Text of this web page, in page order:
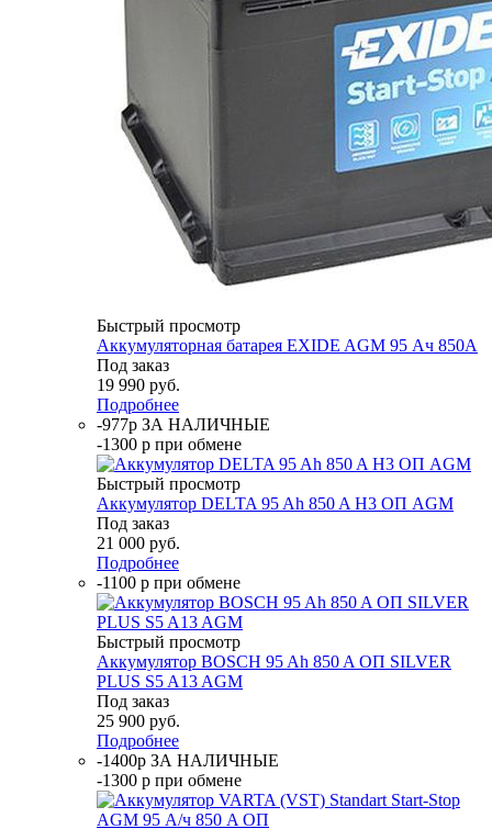
Быстрый просмотр
Аккумуляторная батарея EXIDE AGM 95 Ач 850А
Под заказ
19 990 руб.
Подробнее
-977р ЗА НАЛИЧНЫЕ
-1300 р при обмене
Быстрый просмотр
Аккумулятор DELTA 95 Ah 850 A H3 ОП AGM
Под заказ
21 000 руб.
Подробнее
-1100 р при обмене
Быстрый просмотр
Аккумулятор BOSCH 95 Ah 850 A ОП SILVER
PLUS S5 A13 AGM
Под заказ
25 900 руб.
Подробнее
-1400р ЗА НАЛИЧНЫЕ
-1300 р при обмене